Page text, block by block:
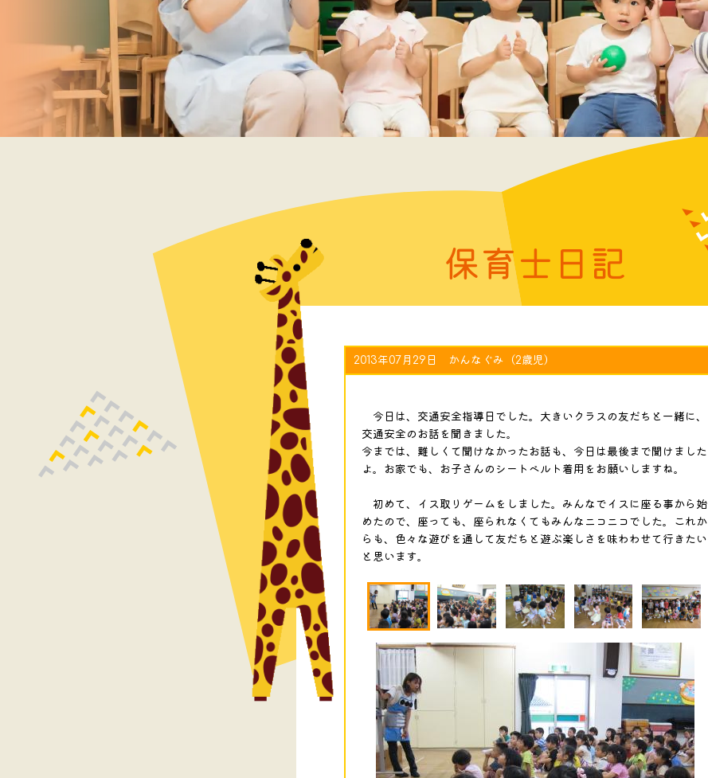
保育士日記
2013年07月29日 かんなぐみ（2歳児）
今日は、交通安全指導日でした。大きいクラスの友だちと一緒に、
交通安全のお話を聞きました。
今までは、難しくて聞けなかったお話も、今日は最後まで聞けました
よ。お家でも、お子さんのシートベルト着用をお願いしますね。
初めて、イス取りゲームをしました。みんなでイスに座る事から始
めたので、座っても、座られなくてもみんなニコニコでした。これか
らも、色々な遊びを通して友だちと遊ぶ楽しさを味わわせて行きたい
と思います。